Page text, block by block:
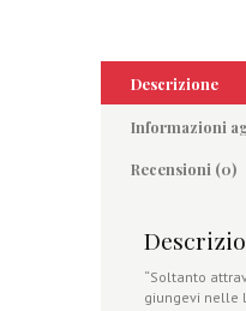
Descrizione
Informazioni
Recensioni (0)
“Soltanto
giungevi nelle